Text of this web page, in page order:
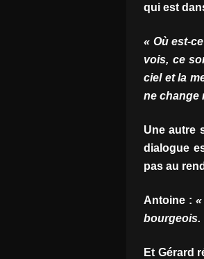
qui est
« Où est-
vois, ce
ciel et la
ne change
Une autre
dialogue
pas au
Antoine :
bourgeois.
Et Gérard